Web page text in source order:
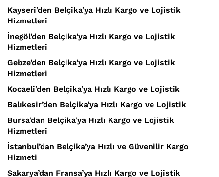
Kayseri’den Belçika’ya Hızlı Kargo ve Lojistik
Hizmetleri
İnegöl’den Belçika’ya Hızlı Kargo ve Lojistik
Hizmetleri
Gebze’den Belçika’ya Hızlı Kargo ve Lojistik
Hizmetleri
Kocaeli’den Belçika’ya Hızlı Kargo ve Lojistik
Balıkesir’den Belçika’ya Hızlı Kargo ve Lojistik
Bursa’dan Belçika’ya Hızlı Kargo ve Lojistik
Hizmetleri
İstanbul’dan Belçika’ya Hızlı ve Güvenilir Kargo
Hizmeti
Sakarya’dan Fransa’ya Hızlı Kargo ve Lojistik